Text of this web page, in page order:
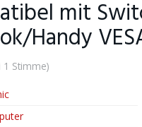
mit
Handy
1 Stimme)